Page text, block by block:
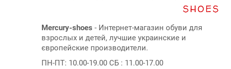
Mercury-shoes - Интернет-магазин обуви для
взрослых и детей, лучшие украинские и
європейские производители.
ПН-ПТ: 10.00-19.00 СБ : 11.00-17.00